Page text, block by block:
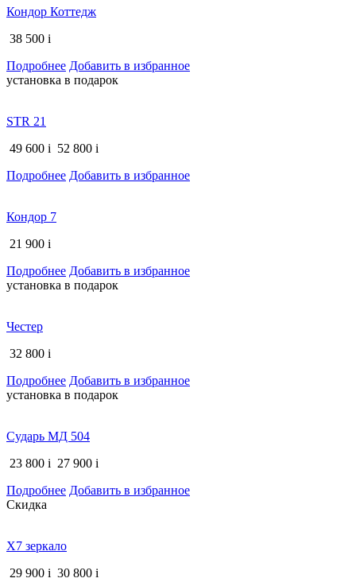
Кондор Коттедж
38 500 i
Подробнее Добавить в избранное
установка в подарок
STR 21
49 600 i 52 800 i
Подробнее Добавить в избранное
Кондор 7
21 900 i
Подробнее Добавить в избранное
установка в подарок
Честер
32 800 i
Подробнее Добавить в избранное
установка в подарок
Сударь МД 504
23 800 i 27 900 i
Подробнее Добавить в избранное
Скидка
Х7 зеркало
29 900 i 30 800 i